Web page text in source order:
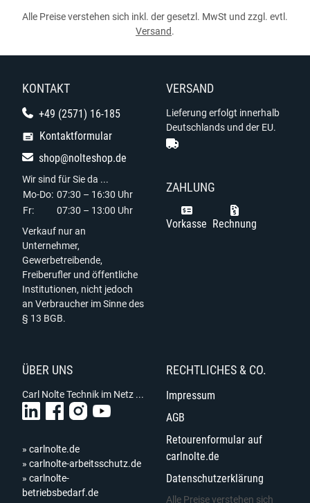
Alle Preise verstehen sich inkl. der gesetzl. MwSt und zzgl. evtl.
Versand.
KONTAKT
+49 (2571) 16-185
Kontaktformular
shop@nolteshop.de
Wir sind für Sie da ...
Mo-Do: 07:30 – 16:30 Uhr
Fr:
07:30 – 13:00 Uhr
Verkauf nur an
Unternehmer,
Gewerbetreibende,
Freiberufler und öffentliche
Institutionen, nicht jedoch
an Verbraucher im Sinne des
§ 13 BGB.
VERSAND
Lieferung erfolgt innerhalb
Deutschlands und der EU.
ZAHLUNG
Vorkasse Rechnung
ÜBER UNS
Carl Nolte Technik im Netz ...
» carlnolte.de
» carlnolte-arbeitsschutz.de
» carlnolte-
betriebsbedarf.de
RECHTLICHES & CO.
Impressum
AGB
Retourenformular auf
carlnolte.de
Datenschutzerklärung
Alle Preise verstehen sich